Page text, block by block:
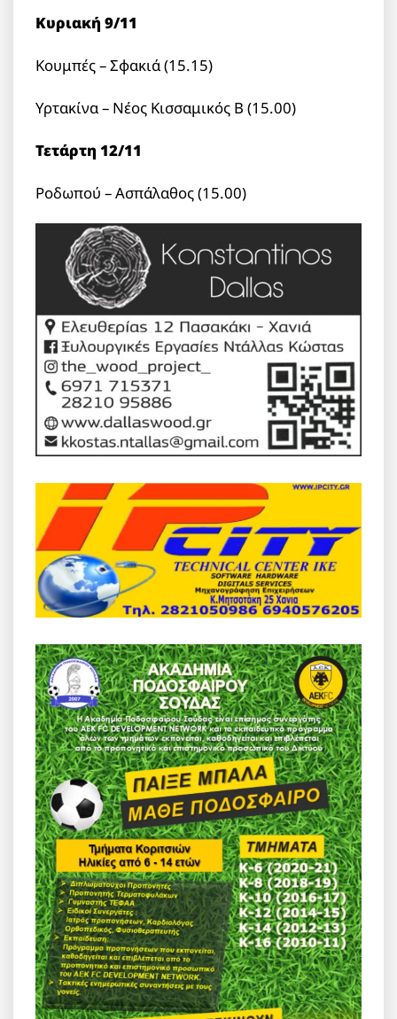
Κυριακή 9/11
Κουμπές – Σφακιά (15.15)
Υρτακίνα – Νέος Κισσαμικός Β (15.00)
Τετάρτη 12/11
Ροδωπού – Ασπάλαθος (15.00)